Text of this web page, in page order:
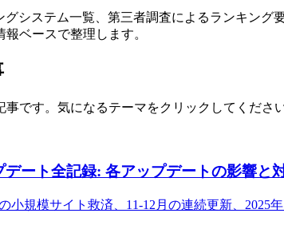
グシステム一覧、第三者調査によるランキン
ベースで整理します。
です。気になるテーマをクリックしてください
デート全記録: 各アップデートの影響と
小規模サイト救済、11-12月の連続更新、